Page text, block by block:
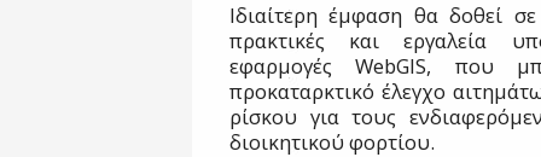
Ιδιαίτερη έμφαση θα δοθεί
πρακτικές και εργαλεία
εφαρμογές WebGIS, που
προκαταρκτικό έλεγχο
ρίσκου για τους
διοικητικού φορτίου.